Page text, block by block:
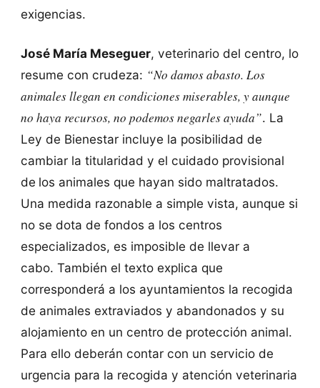
exigencias.
José María Meseguer, veterinario del centro, lo
resume con crudeza: “No damos abasto. Los
animales llegan en condiciones miserables, y aunque
no haya recursos, no podemos negarles ayuda”. La
Ley de Bienestar incluye la posibilidad de
cambiar la titularidad y el cuidado provisional
de los animales que hayan sido maltratados.
Una medida razonable a simple vista, aunque si
no se dota de fondos a los centros
especializados, es imposible de llevar a
cabo. También el texto explica que
corresponderá a los ayuntamientos la recogida
de animales extraviados y abandonados y su
alojamiento en un centro de protección animal.
Para ello deberán contar con un servicio de
urgencia para la recogida y atención veterinaria